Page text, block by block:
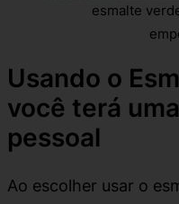
esmalte
Usando o
você terá
pessoal
Ao escolher usar o